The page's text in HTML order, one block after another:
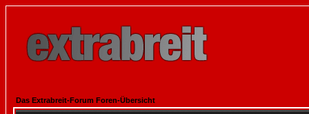
Das Extrabreit-Forum Foren-Übersicht